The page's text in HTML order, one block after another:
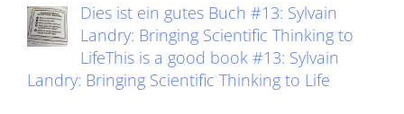
Dies ist ein gutes Buch #13: Sylvain
Landry: Bringing Scientific Thinking to
LifeThis is a good book #13: Sylvain
Landry: Bringing Scientific Thinking to Life